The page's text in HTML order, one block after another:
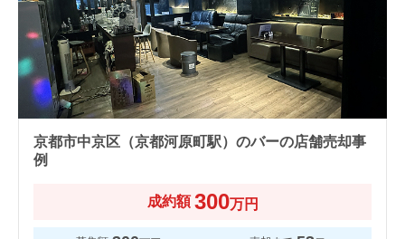
京都市中京区（京都河原町駅）のバーの店舗売却事
例
成約額 300万円